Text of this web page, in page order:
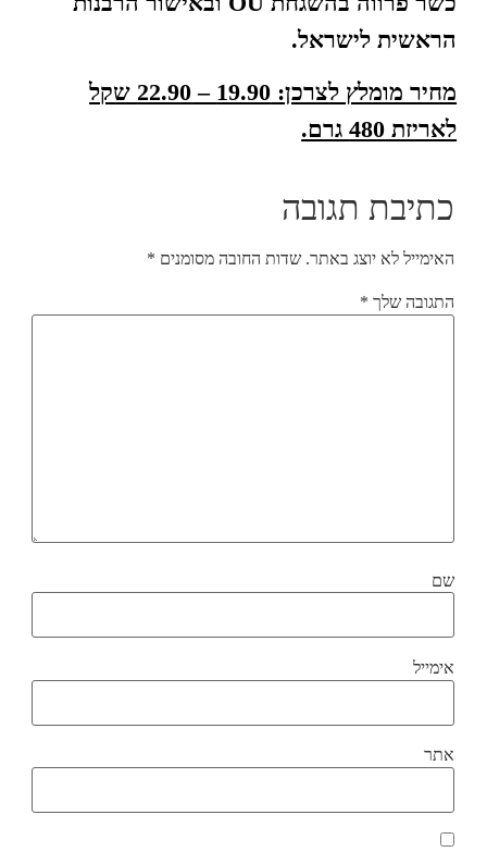
הראשית לישראל.
מחיר מומלץ לצרכן: 19.90 – 22.90 שקל
לאריזת 480 גרם.
כתיבת תגובה
האימייל לא יוצג באתר. שדות החובה מסומנים *
התגובה שלך *
שם
אימייל
אתר